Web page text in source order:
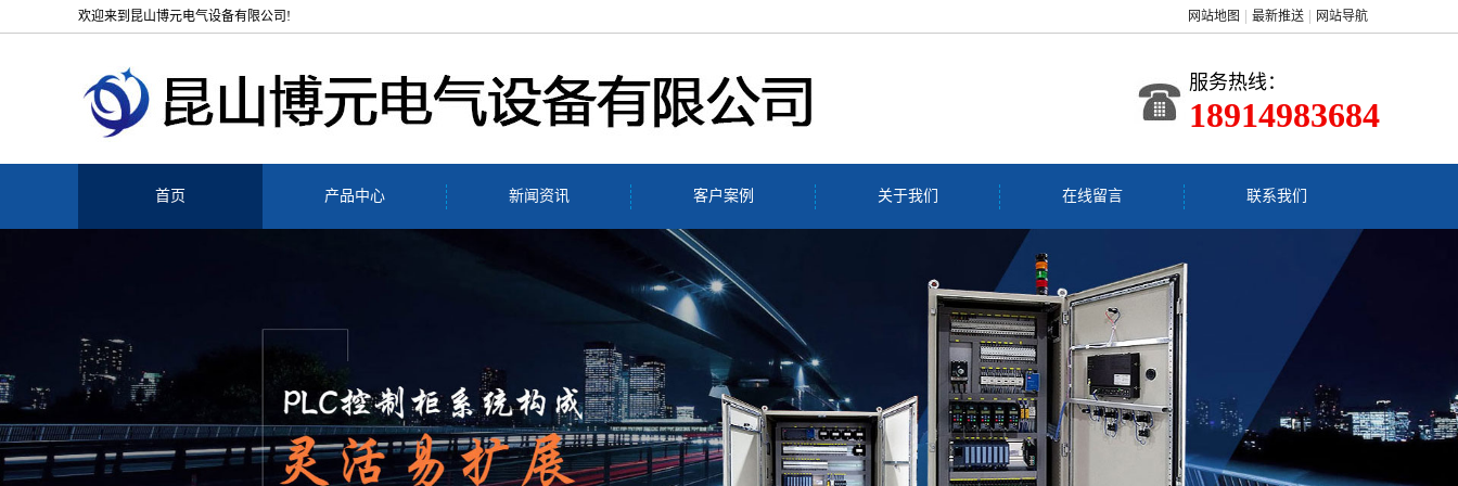
欢迎来到昆山博元电气设备有限公司! 网站地图 最新推送 网站导航
服务热线：
18914983684
首页 产品中心 新闻资讯 客户案例 关于我们 在线留言 联系我们